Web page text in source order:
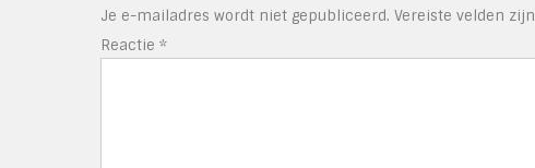
Je e-mailadres wordt niet gepubliceerd. Vereiste velden
Reactie *